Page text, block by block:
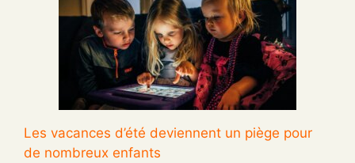
Les vacances d’été deviennent un piège pour
de nombreux enfants